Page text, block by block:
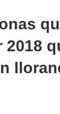
2018